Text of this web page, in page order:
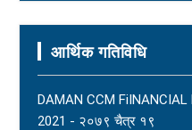
आर्थिक गतिविधि
DAMAN CCM
2021 - २०७९ चैत्र १९